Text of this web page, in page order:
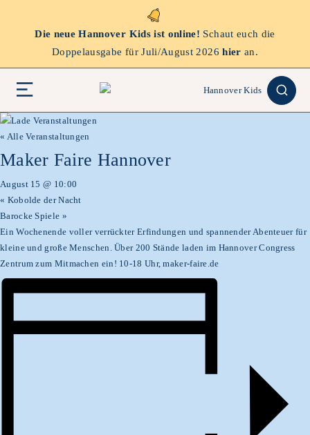
Die neue Hannover Kids ist online! Schaut euch die
Doppelausgabe für Juli/August 2026hier an.
« Alle Veranstaltungen
Maker Faire Hannover
August 15 @ 10:00
« Kobolde der Nacht
Barocke Spiele »
Ein Wochenende voller verrückter Erfindungen und spannender Abenteuer für
kleine und große Menschen. Über 200 Stände laden im Hannover Congress
Zentrum zum Mitmachen ein! 10-18 Uhr, maker-faire.de